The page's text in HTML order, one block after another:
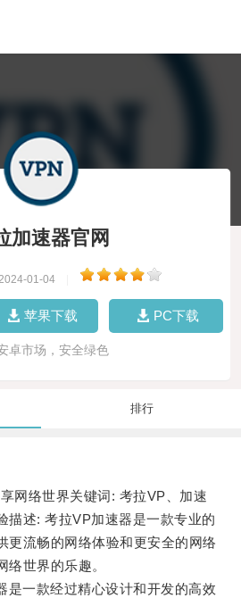
加速器官网
01-04
苹果下载 PC下载
卓市场，安全绿色
排行
络世界关键词: 考拉VP、加速
描述: 考拉VP加速器是一款专业的
更流畅的网络体验和更安全的网络
络世界的乐趣。
一款经过精心设计和开发的高效